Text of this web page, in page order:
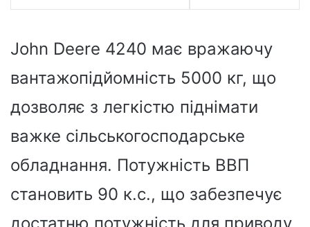
John Deere 4240 має вражаючу
вантажопідйомність 5000 кг, що
дозволяє з легкістю піднімати
важке сільськогосподарське
обладнання. Потужність ВВП
становить 90 к.с., що забезпечує